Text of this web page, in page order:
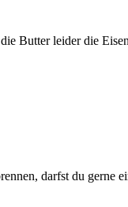
Butter leider die
darfst du gerne